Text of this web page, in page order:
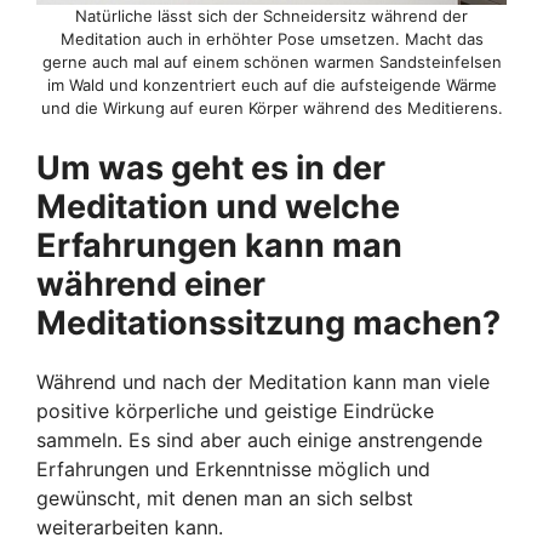
Natürliche lässt sich der Schneidersitz während der
Meditation auch in erhöhter Pose umsetzen. Macht das
gerne auch mal auf einem schönen warmen Sandsteinfelsen
im Wald und konzentriert euch auf die aufsteigende Wärme
und die Wirkung auf euren Körper während des Meditierens.
Um was geht es in der
Meditation und welche
Erfahrungen kann man
während einer
Meditationssitzung machen?
Während und nach der Meditation kann man viele
positive körperliche und geistige Eindrücke
sammeln. Es sind aber auch einige anstrengende
Erfahrungen und Erkenntnisse möglich und
gewünscht, mit denen man an sich selbst
weiterarbeiten kann.